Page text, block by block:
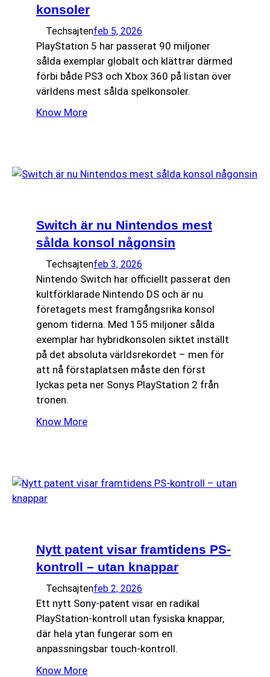
konsoler
Techsajtenfeb 5, 2026
PlayStation 5 har passerat 90 miljoner
sålda exemplar globalt och klättrar därmed
förbi både PS3 och Xbox 360 på listan över
världens mest sålda spelkonsoler.
Know More
Switch är nu Nintendos mest
sålda konsol någonsin
Techsajtenfeb 3, 2026
Nintendo Switch har officiellt passerat den
kultförklarade Nintendo DS och är nu
företagets mest framgångsrika konsol
genom tiderna. Med 155 miljoner sålda
exemplar har hybridkonsolen siktet inställt
på det absoluta världsrekordet – men för
att nå förstaplatsen måste den först
lyckas peta ner Sonys PlayStation 2 från
tronen.
Know More
Nytt patent visar framtidens PS-
kontroll – utan knappar
Techsajtenfeb 2, 2026
Ett nytt Sony-patent visar en radikal
PlayStation-kontroll utan fysiska knappar,
där hela ytan fungerar som en
anpassningsbar touch-kontroll.
Know More